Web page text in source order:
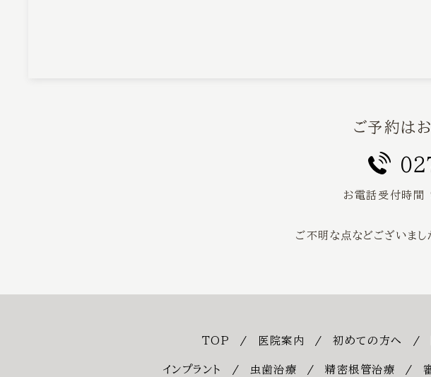
ご予約は
お電話受付時間
ご不明な点などございまし
TOP 医院案内 初めての方へ
インプラント 虫歯治療 精密根管治療